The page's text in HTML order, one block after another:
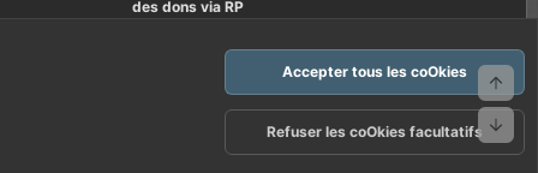
des dons via RP
Politique de confidentialité Aide
R
S
Accepter tous les coOkies
Refuser les coOkies facultatifs